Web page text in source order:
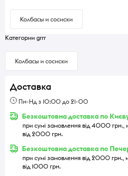
Колбасы и сосиски
Категории grrr
Колбасы и сосиски
Доставка
Пн-Нд з 10:00 до 21-00
Безкоштовна доставка по
при сумі замовлення від 4000 грн.,
від 2000 грн.
Безкоштовна доставка по
при сумі замовлення від 2000 грн.,
від 1000 грн.